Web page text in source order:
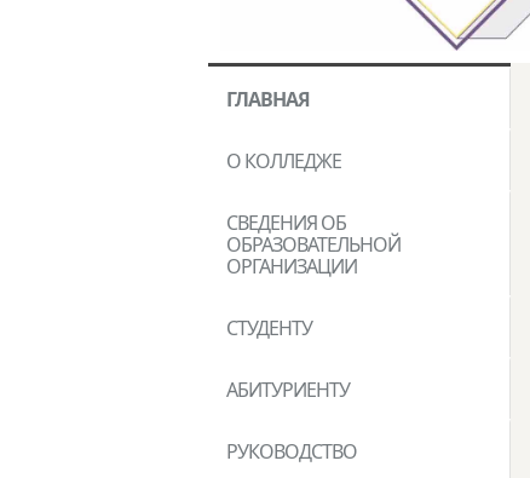
ГЛАВНАЯ
О КОЛЛЕДЖЕ
СВЕДЕНИЯ ОБ
ОБРАЗОВАТЕЛЬНОЙ
ОРГАНИЗАЦИИ
СТУДЕНТУ
АБИТУРИЕНТУ
РУКОВОДСТВО